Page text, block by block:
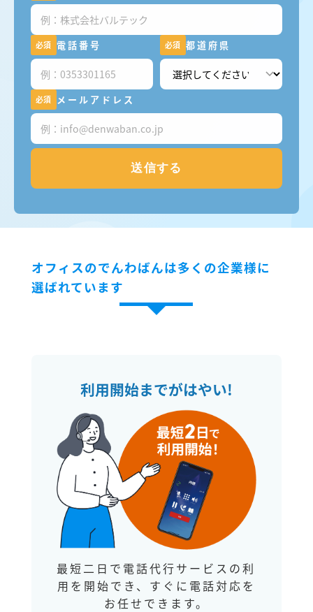
必須 電話番号 必須 都道府県
必須 メールアドレス
オフィスのでんわばんは多くの企業様に
選ばれています
利用開始までがはやい!
最短二日で電話代行サービスの利
用を開始でき、すぐに電話対応を
お任せできます。